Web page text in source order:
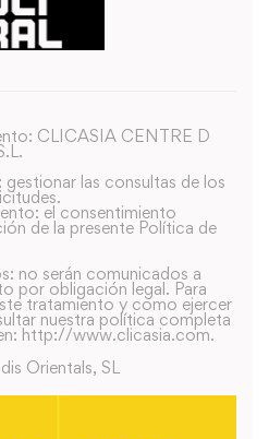
CLICASIA CENTRE D
las consultas de los
el consentimiento
de la presente Política de
no serán comunicados a
por obligación legal. Para
tratamiento y como ejercer
nuestra política completa
http://www.clicasia.com.
Orientals, SL